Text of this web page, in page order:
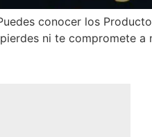
conocer los
ni te compromete